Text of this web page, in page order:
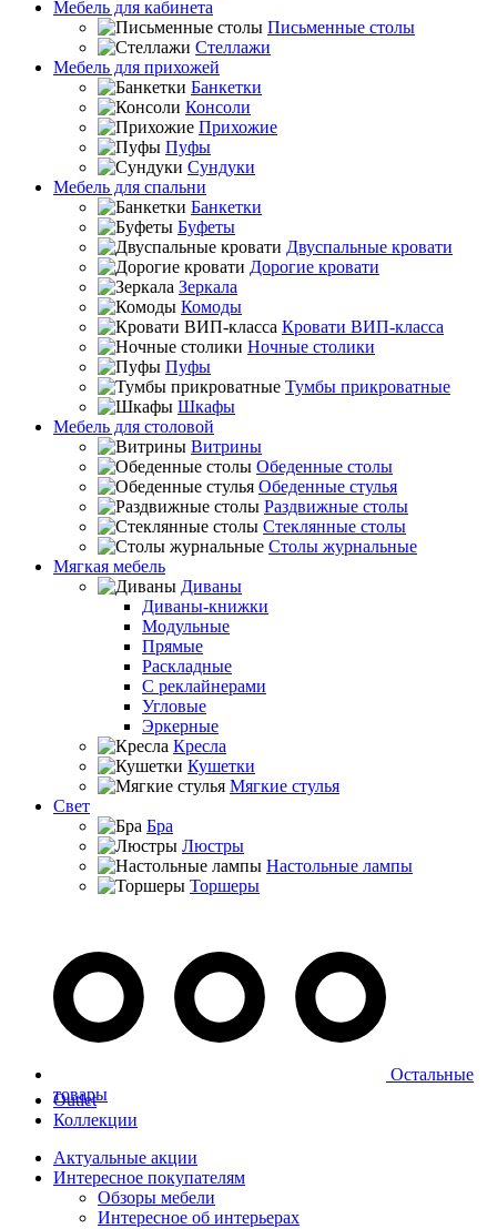
Мебель для кабинета
Письменные столы
Стеллажи
Мебель для прихожей
Банкетки
Консоли
Прихожие
Пуфы
Сундуки
Мебель для спальни
Банкетки
Буфеты
Двуспальные кровати
Дорогие кровати
Зеркала
Комоды
Кровати ВИП-класса
Ночные столики
Пуфы
Тумбы прикроватные
Шкафы
Мебель для столовой
Витрины
Обеденные столы
Обеденные стулья
Раздвижные столы
Стеклянные столы
Столы журнальные
Мягкая мебель
Диваны
Диваны-книжки
Модульные
Прямые
Раскладные
С реклайнерами
Угловые
Эркерные
Кресла
Кушетки
Мягкие стулья
Свет
Бра
Люстры
Настольные лампы
Торшеры
Остальные
товары
Outlet
Коллекции
Актуальные акции
Интересное покупателям
Обзоры мебели
Интересное об интерьерах